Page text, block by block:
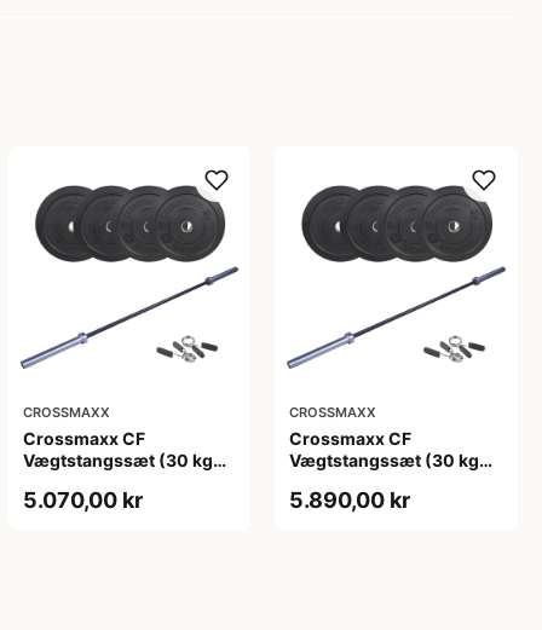
CROSSMAXX
Crossmaxx CF
Vægtstangssæt (30 kg
vægtstang). Perfekt til
5.070,00 kr
CROSSMAXX
Crossmaxx CF
Vægtstangssæt (30 kg
vægtstang). Perfekt til
5.890,00 kr